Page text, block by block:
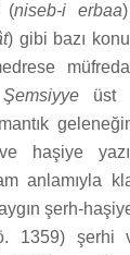
(niseb-i erbaa
) gibi bazı
Şemsiyye üst
haşiye
anlamıyla
şerh-
1359) şerhi